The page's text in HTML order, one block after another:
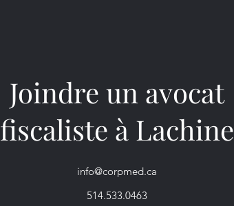
Joindre un avocat
fiscaliste à Lachine
info@corpmed.ca
514.533.0463